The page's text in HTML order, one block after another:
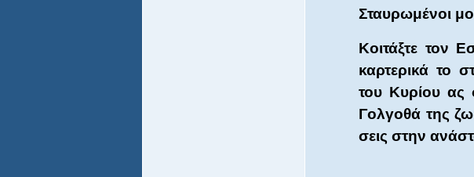
Σταυρωμένοι
Κοιτάξτε τον
καρτερικά το
του Κυρίου ας
Γολγοθά της
σεις στην